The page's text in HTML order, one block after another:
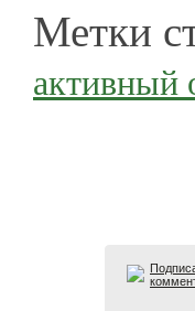
Метки
активный